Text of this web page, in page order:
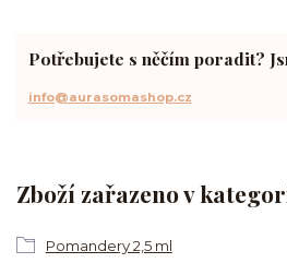
Zboží zařazeno v
Pomandery 2,5 ml
Potřebujete s něčím poradit?
info@aurasomashop.cz